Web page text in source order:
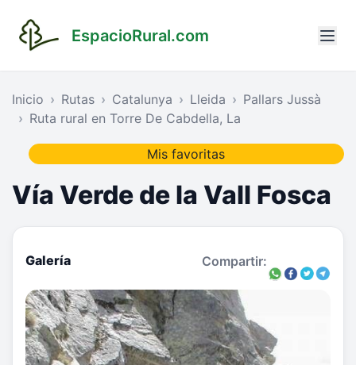
EspacioRural.com
Inicio Rutas Catalunya Lleida
Pallars Jussà
Ruta rural en Torre De Cabdella, La
Mis favoritas
Vía Verde de la Vall Fosca
Galería Compartir: